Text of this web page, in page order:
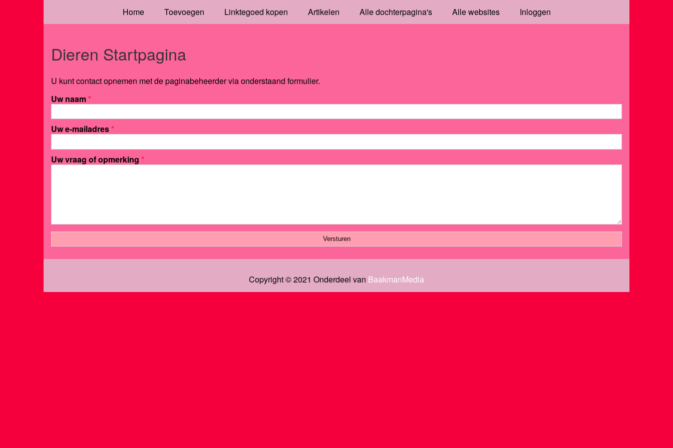
Home Toevoegen Linktegoed kopen Artikelen Alle dochterpagina's Alle websites Inloggen
Dieren Startpagina
U kunt contact opnemen met de paginabeheerder via onderstaand formulier.
Uw naam*
Uw e-mailadres*
Uw vraag of opmerking *
Copyright © 2021 Onderdeel van BaakmanMedia